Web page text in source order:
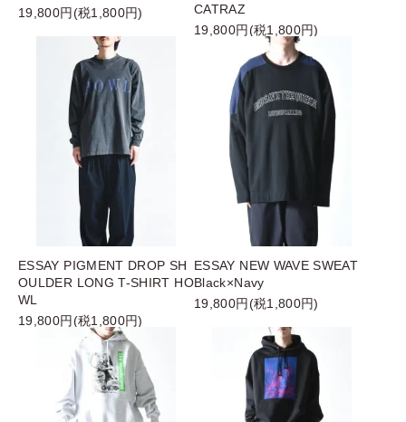
19,800円(税1,800円)
CATRAZ
19,800円(税1,800円)
ESSAY PIGMENT DROP SH
OULDER LONG T-SHIRT HO
WL
19,800円(税1,800円)
ESSAY NEW WAVE SWEAT
Black×Navy
19,800円(税1,800円)